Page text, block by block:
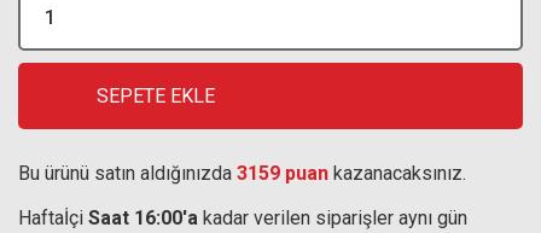
SEPETE EKLE
Bu ürünü satın aldığınızda 3159 puan kazanacaksınız.
Haftaİçi Saat 16:00'a kadar verilen siparişler aynı gün